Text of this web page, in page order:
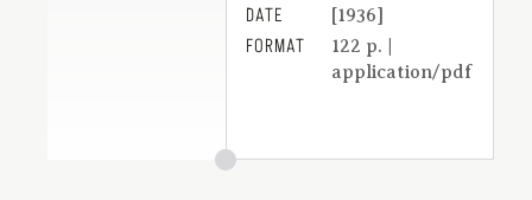
DATE [1936]
FORMAT
122 p. |
application/pdf